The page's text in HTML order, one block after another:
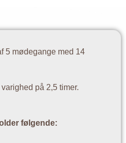
5 mødegange med 14
på 2,5 timer.
følgende: